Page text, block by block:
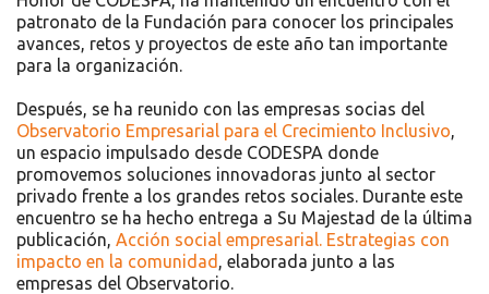
patronato de la Fundación para conocer los principales
avances, retos y proyectos de este año tan importante
para la organización.
Después, se ha reunido con las empresas socias del
Observatorio Empresarial para el Crecimiento Inclusivo,
un espacio impulsado desde CODESPA donde
promovemos soluciones innovadoras junto al sector
privado frente a los grandes retos sociales. Durante este
encuentro se ha hecho entrega a Su Majestad de la última
publicación, Acción social empresarial. Estrategias con
impacto en la comunidad , elaborada junto a las
empresas del Observatorio.